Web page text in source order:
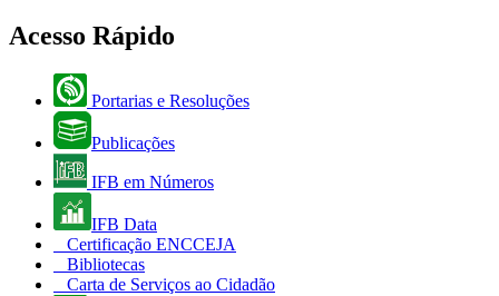
Acesso Rápido
Portarias e Resoluções
Publicações
IFB em Números
IFB Data
Certificação ENCCEJA
Bibliotecas
Carta de Serviços ao Cidadão